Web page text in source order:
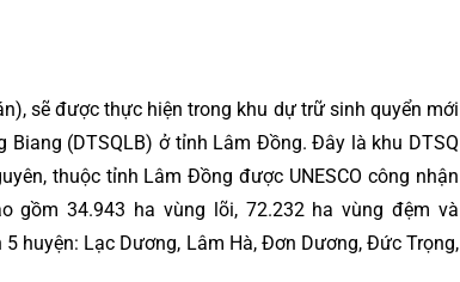
sẽ được thực hiện trong khu dự trữ sinh quyển mới
(DTSQLB) ở tỉnh Lâm Đồng. Đây là khu DTSQ
thuộc tỉnh Lâm Đồng được UNESCO công nhận
gồm 34.943 ha vùng lõi, 72.232 ha vùng đệm và
huyện: Lạc Dương, Lâm Hà, Đơn Dương, Đức Trọng,